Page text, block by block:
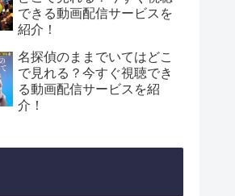
できる動画配信サービスを
紹介！
名探偵のままでいてはどこ
で見れる？今すぐ視聴でき
る動画配信サービスを紹
介！